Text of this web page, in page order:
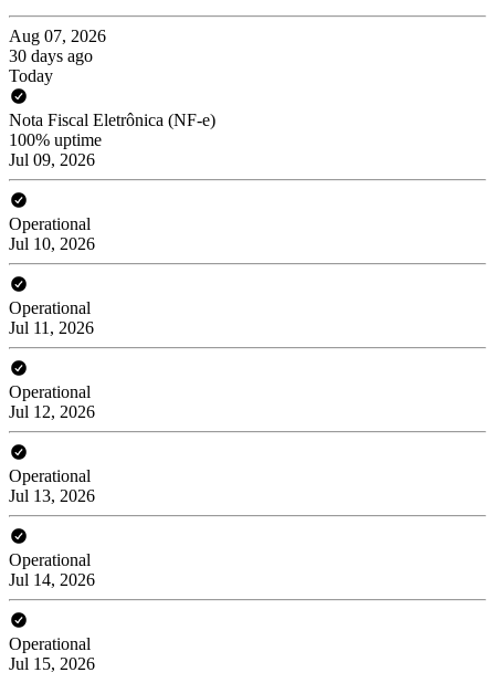
Aug 07, 2026
30 days ago
Today
Nota Fiscal Eletrônica (NF-e)
100% uptime
Jul 09, 2026
Operational
Jul 10, 2026
Operational
Jul 11, 2026
Operational
Jul 12, 2026
Operational
Jul 13, 2026
Operational
Jul 14, 2026
Operational
Jul 15, 2026